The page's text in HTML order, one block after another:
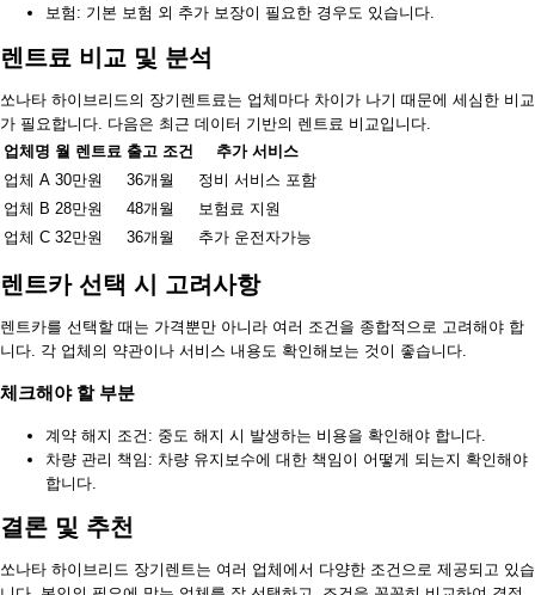
보험: 기본 보험 외 추가 보장이 필요한 경우도 있습니다.
렌트료 비교 및 분석
쏘나타 하이브리드의 장기렌트료는 업체마다 차이가 나기 때문에 세심한 비교
가 필요합니다. 다음은 최근 데이터 기반의 렌트료 비교입니다.
업체명 월 렌트료 출고 조건
추가 서비스
업체 A 30만원 36개월
정비 서비스 포함
업체 B 28만원 48개월
보험료 지원
업체 C 32만원 36개월 추가 운전자가능
렌트카 선택 시 고려사항
렌트카를 선택할 때는 가격뿐만 아니라 여러 조건을 종합적으로 고려해야 합
니다. 각 업체의 약관이나 서비스 내용도 확인해보는 것이 좋습니다.
체크해야 할 부분
계약 해지 조건: 중도 해지 시 발생하는 비용을 확인해야 합니다.
차량 관리 책임: 차량 유지보수에 대한 책임이 어떻게 되는지 확인해야
합니다.
결론 및 추천
쏘나타 하이브리드 장기렌트는 여러 업체에서 다양한 조건으로 제공되고 있습